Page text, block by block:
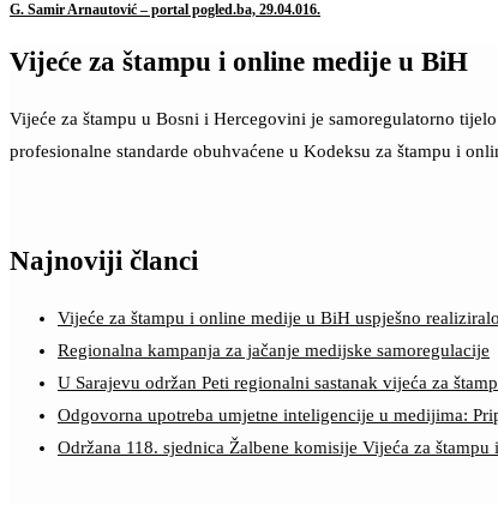
G. Samir Arnautović – portal pogled.ba, 29.04.016.
Vijeće za štampu i online medije u BiH
Vijeće za štampu u Bosni i Hercegovini je samoregulatorno
profesionalne standarde obuhvaćene u Kodeksu za štampu i
Najnoviji članci
Vijeće za štampu i online medije u BiH uspješno
Regionalna kampanja za jačanje medijske samoregulacije
U Sarajevu održan Peti regionalni sastanak vijeća za
Odgovorna upotreba umjetne inteligencije u medijima:
Održana 118. sjednica Žalbene komisije Vijeća za